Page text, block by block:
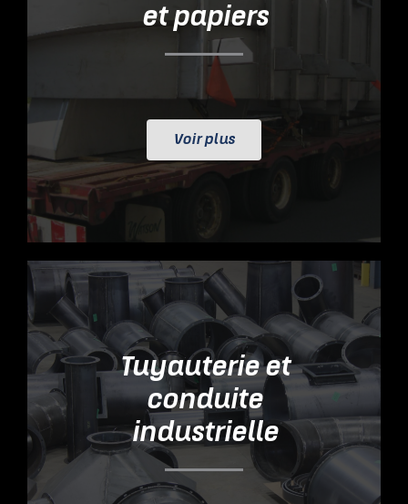
et papiers
Voir plus
Tuyauterie et
conduite
industrielle